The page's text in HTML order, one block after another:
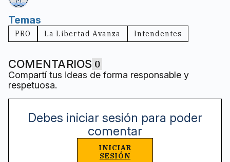
Temas
PRO La Libertad Avanza Intendentes
COMENTARIOS 0
Compartí tus ideas de forma responsable y
respetuosa.
Debes iniciar sesión para poder
comentar
INICIAR
SESIÓN